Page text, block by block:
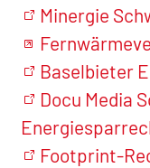
Minergie
Baselbieter
Docu Media
Footprint-